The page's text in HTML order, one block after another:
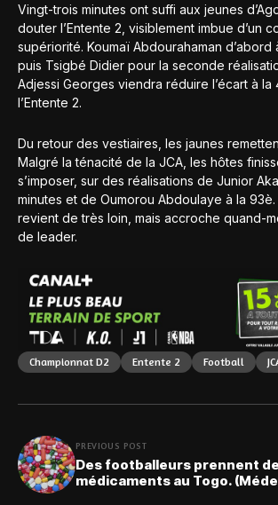
Vingt-trois minutes ont suffi aux jeunes
douter l’Entente 2, visiblement imbue d’un
supériorité. Koumaï Abdourahaman d’abord
puis Tsigbé Didier pour la seconde
Adjessi Georges viendra réduire l’écart à la
l’Entente 2.
Du retour des vestiaires, les jaunes
Malgré la ténacité de la JCA, les hôtes
s’imposer, sur des réalisations de Junior
minutes et de Oumorou Abdoulaye à la 93è.
revient de très loin, mais accroche quand-
de leader.
Championnat D2 Entente 2 Football
PREVIOUS POST
Des footballeurs prennent
médicaments au Togo.